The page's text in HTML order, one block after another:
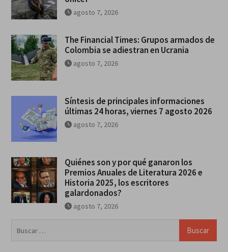
agosto 7, 2026
The Financial Times: Grupos armados de
Colombia se adiestran en Ucrania
agosto 7, 2026
Síntesis de principales informaciones
últimas 24 horas, viernes 7 agosto 2026
agosto 7, 2026
Quiénes son y por qué ganaron los
Premios Anuales de Literatura 2026 e
Historia 2025, los escritores
galardonados?
agosto 7, 2026